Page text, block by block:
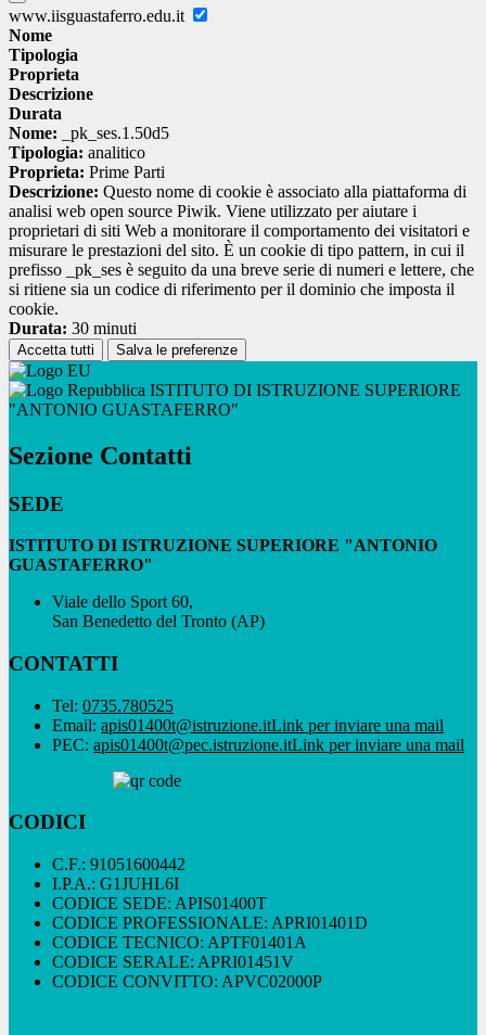
www.iisguastaferro.edu.it
Nome
Tipologia
Proprieta
Descrizione
Durata
Nome: _pk_ses.1.50d5
Tipologia: analitico
Proprieta: Prime Parti
Descrizione: Questo nome di cookie è associato alla piattaforma di
analisi web open source Piwik. Viene utilizzato per aiutare i
proprietari di siti Web a monitorare il comportamento dei visitatori e
misurare le prestazioni del sito. È un cookie di tipo pattern, in cui il
prefisso _pk_ses è seguito da una breve serie di numeri e lettere, che
si ritiene sia un codice di riferimento per il dominio che imposta il
cookie.
Durata: 30 minuti
Accetta tutti Salva le preferenze
ISTITUTO DI ISTRUZIONE SUPERIORE
"ANTONIO GUASTAFERRO"
Sezione Contatti
SEDE
ISTITUTO DI ISTRUZIONE SUPERIORE "ANTONIO
GUASTAFERRO"
Viale dello Sport 60,
San Benedetto del Tronto (AP)
CONTATTI
Tel: 0735.780525
Email: apis01400t@istruzione.itLink per inviare una mail
PEC: apis01400t@pec.istruzione.itLink per inviare una mail
CODICI
C.F.: 91051600442
I.P.A.: G1JUHL6I
CODICE SEDE: APIS01400T
CODICE PROFESSIONALE: APRI01401D
CODICE TECNICO: APTF01401A
CODICE SERALE: APRI01451V
CODICE CONVITTO: APVC02000P